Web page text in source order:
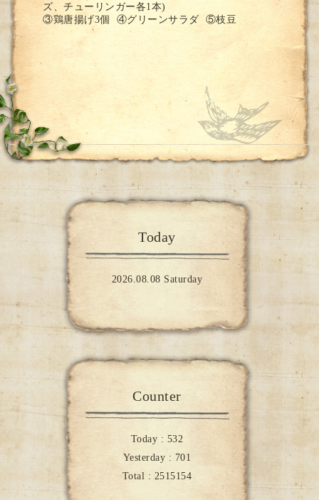
ズ、チューリンガー各1本)
③鶏唐揚げ3個 ④グリーンサラダ ⑤枝豆
Today
2026.08.08 Saturday
Counter
Today : 532
Yesterday : 701
Total : 2515154